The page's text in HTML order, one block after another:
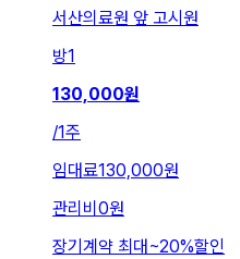
서산의료원 앞 고시원
방1
130,000원
/1주
임대료130,000원
관리비 0원
장기계약 최대~20%할인